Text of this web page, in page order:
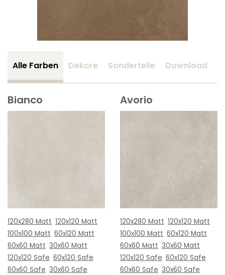
Alle Farben Dekore Sonderteile Download
Bianco
120x280 Matt 120x120 Matt
100x100 Matt 60x120 Matt
60x60 Matt 30x60 Matt
120x120 Safe 60x120 Safe
60x60 Safe 30x60 Safe
Avorio
120x280 Matt 120x120 Matt
100x100 Matt 60x120 Matt
60x60 Matt 30x60 Matt
120x120 Safe 60x120 Safe
60x60 Safe 30x60 Safe